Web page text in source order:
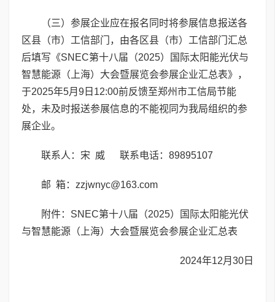
（三）参展企业应在报名同时将参展信息报送各
区县（市）工信部门，由各区县（市）工信部门汇总
后填写《SNEC第十八届（2025）国际太阳能光伏与
智慧能源（上海）大会暨展览会参展企业汇总表》，
于2025年5月9日12:00前反馈至郑州市工信局节能
处，未及时报送参展信息的不能视同为我局组织的参
展企业。
联系人：宋 威 联系电话：89895107
邮 箱：zzjwnyc@163.com
附件：SNEC第十八届（2025）国际太阳能光伏
与智慧能源（上海）大会暨展览会参展企业汇总表
2024年12月30日